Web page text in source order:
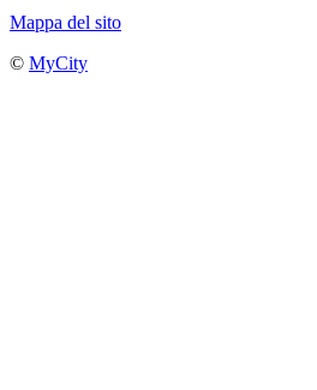
Mappa del sito
© MyCity